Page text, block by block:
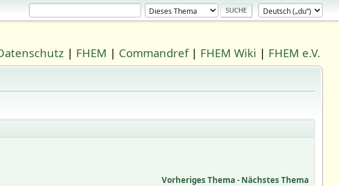
| FHEM | Commandref| FHEM Wiki | FHEM e.V.
Vorheriges Thema - Nächstes Thema